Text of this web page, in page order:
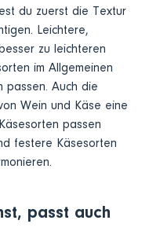
du zuerst die Textur
Leichtere,
zu leichteren
im Allgemeinen
passen. Auch die
Wein und Käse eine
passen
festere Käsesorten
passt auch